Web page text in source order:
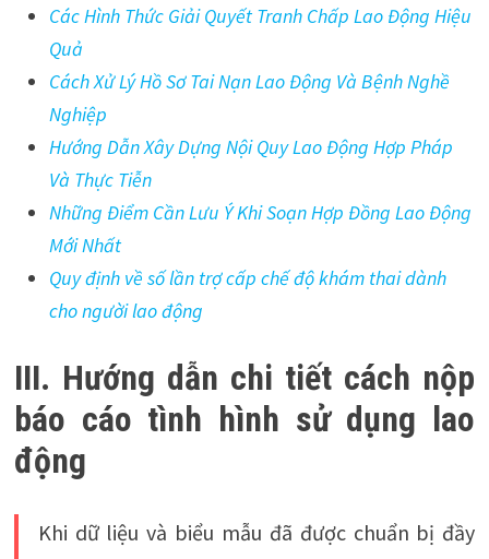
Các Hình Thức Giải Quyết Tranh Chấp Lao Động Hiệu
Quả
Cách Xử Lý Hồ Sơ Tai Nạn Lao Động Và Bệnh Nghề
Nghiệp
Hướng Dẫn Xây Dựng Nội Quy Lao Động Hợp Pháp
Và Thực Tiễn
Những Điểm Cần Lưu Ý Khi Soạn Hợp Đồng Lao Động
Mới Nhất
Quy định về số lần trợ cấp chế độ khám thai dành
cho người lao động
III. Hướng dẫn chi tiết cách nộp
báo cáo tình hình sử dụng lao
động
Khi dữ liệu và biểu mẫu đã được chuẩn bị đầy